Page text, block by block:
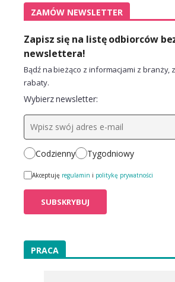
ZAMÓW NEWSLETTER
Zapisz się na listę odbiorców
newslettera!
Bądź na bieżąco z informacjami z branży,
rabaty.
Wybierz newsletter:
Codzienny Tygodniowy
Akceptuję regulamin i politykę prywatności
PRACA